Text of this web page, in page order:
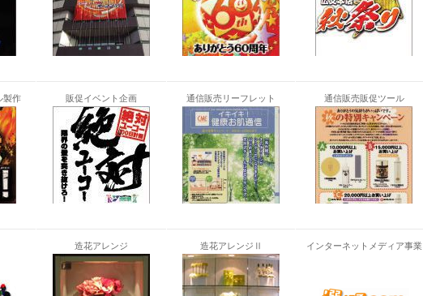
製作 販促イベント企画 通信販売リーフレット 通信販売販促ツール
造花アレンジ 造花アレンジⅡ インターネットメディア事業